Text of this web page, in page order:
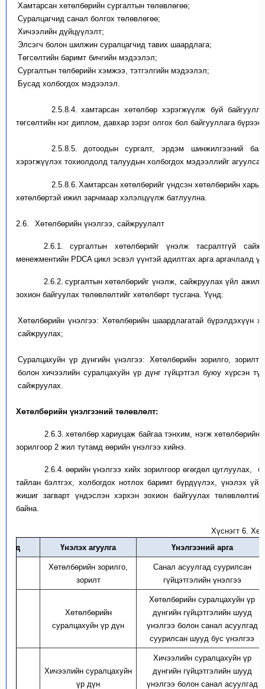
Хамтарсан хөтөлбөрийн сургалтын төлөвлөгөө;
Суралцагчид санал болгох төлөвлөгөө;
Хичээлийн дүйцүүлэлт;
Элсэгч болон шилжин суралцагчид тавих шаардлага;
Төгсөлтийн баримт бичгийн мэдээлэл;
Сургалтын төлбөрийн хэмжээ, тэтгэлгийн мэдээлэл;
Бусад холбогдох мэдээлэл.
2.5.8.4.
хамтарсан хөтөлбөр хэрэгжүүлж буй
төгсөлтийн нэг диплом, дaвxap зэрэг олгох бол байгууллага
2.5.8.5.
дотоодын сургалт, эрдэм шинжилгээний
хэрэгжүүлэх тохиолдолд талуудын холбогдох мэдээллийг
2.5.8.6. Хамтарсан хөтөлбөрийг үндсэн хөтөлбөрийн
хөтөлбөртэй ижил зарчмаар хэлэлцүүлж батлуулна.
2.6. Хөтөлбөрийн үнэлгээ, сайжруулалт
2.6.1. сургалтын хөтөлбөрийг үнэлж тасралтгүй
менежментийн PDCA цикл эсвэл үүнтэй адилтгах арга аргачлалд
2.6.2. сургалтын хөтөлбөрийг үнэлж, сайжруулах үйл
зохион байгуулах төлөвлөлтийг хөтөлбөрт тусгана . Үүнд:
Хөтөлбөрийн үнэлгээ: Хөтөлбөрийн шаардлагатайбүрэлдэхүүн
сайжруулах;
Суралцахуйн үр дүнгийнүнэлгээ: Хөтөлбөрийн зорилго,
болон хичээлийн суралцахуйн үр дүнг гүйцэтгэл буюу хүрсэн
сайжруулах
Хөтөлбөрийн үнэлгээний төлөвлөлт:
2.6.3. хөтөлбөр хариуцаж байгаа тэнхим, нэгж хөтөлбөрийн
зорилгоор 2 жил тутамд өөрийн үнэлгээ хийнэ.
2.6.4. өөрийн үнэлгээ хийх зорилгоор өгөгдөл цуглуулах,
тайлан бэлтгэх
холбогдох нотлох баримт бүрдүүлэх үнэлэх
жишиг загварт үндэслэн хэрхэн зохион байгуулах
байна.
Хүснэгт 6.
д/д
Үнэлэх агуулга Үнэлгээний арга
Хөтөлбөрийн зорилго,
зорилт
Санал асуулгад суурилсан
гүйцэтгэлийнүнэлгээ
Хөтөлбөрийн
суралцахуйн үр дүн
Хөтөлбөрийн суралцахуйн үр
дүнгийн гүйцэтгэлийн шууд
үнэлгээ болон санал асуулгад
суурилсан шууд бус үнэлгээ
Хичээлийн суралцахуйн
үр дүн
Хичээлийн суралцахуйн үр
дүнгийн гүйцэтгэлийн шууд
үнэлгээ болон санал асуулгад